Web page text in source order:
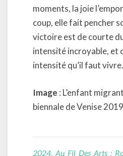
moments, la joie
coup, elle fait pencher
victoire est de courte
intensité incroyable, et
intensité qu’il faut vivre.
Image : L’enfant migrant
biennale de Venise 2019
2024, Au Fil Des Arts :